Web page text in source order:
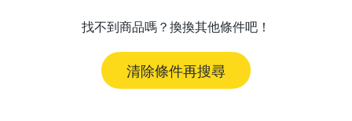
找不到商品嗎？換換其他條件吧！
清除條件再搜尋